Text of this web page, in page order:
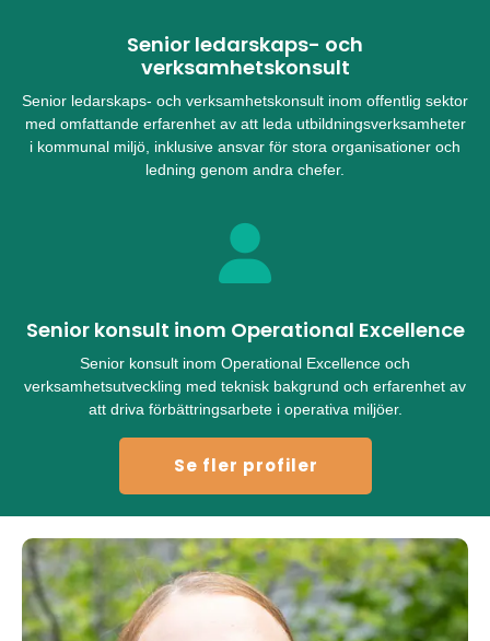
Senior ledarskaps- och
verksamhetskonsult
Senior ledarskaps- och verksamhetskonsult inom offentlig sektor
med omfattande erfarenhet av att leda utbildningsverksamheter
i kommunal miljö, inklusive ansvar för stora organisationer och
ledning genom andra chefer.
Senior konsult inom Operational Excellence
Senior konsult inom Operational Excellence och
verksamhetsutveckling med teknisk bakgrund och erfarenhet av
att driva förbättringsarbete i operativa miljöer.
Se fler profiler